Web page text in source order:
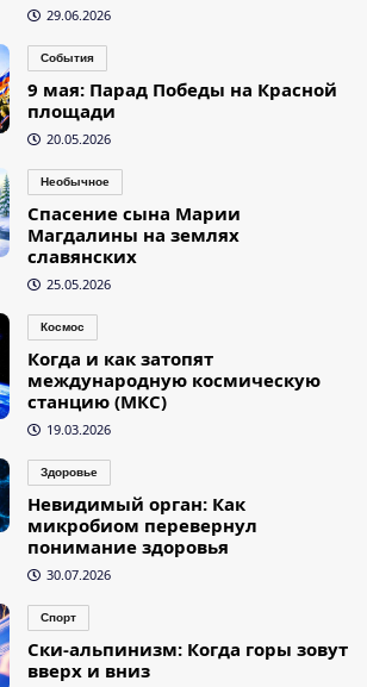
29.06.2026
События
9 мая: Парад Победы на Красной
площади
20.05.2026
Необычное
Спасение сына Марии
Магдалины на землях
славянских
25.05.2026
Космос
Когда и как затопят
международную космическую
станцию (МКС)
19.03.2026
Здоровье
Невидимый орган: Как
микробиом перевернул
понимание здоровья
30.07.2026
Спорт
Ски-альпинизм: Когда горы зовут
вверх и вниз